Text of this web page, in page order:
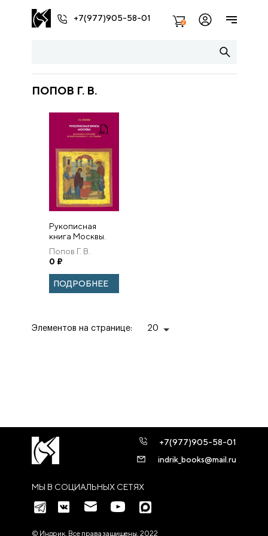
+7(977)905-58-01 2
ПОПОВ Г. В.
Рукописная
книга Москвы.
Миниатюра и
орнамент
второй
половины XV —
XVI столетия
Попов Г. В.
0 ₽
ПОДРОБНЕЕ
Элементов на странице: 20
МЫ В СОЦИАЛЬНЫХ СЕТЯХ
+7(977)905-58-01
indrik_books@mail.ru
© Индрик. Все права защищены, 2022